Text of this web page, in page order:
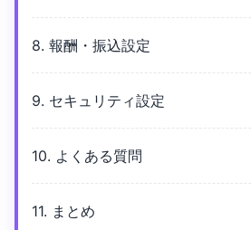
8. 報酬・振込設定
9. セキュリティ設定
10. よくある質問
11. まとめ